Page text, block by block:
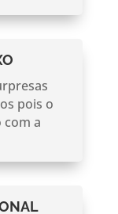
pois o
com a